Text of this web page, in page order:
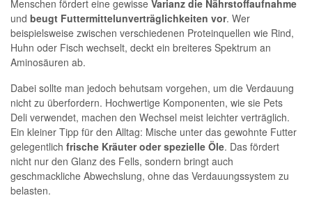
Menschen fördert eine gewisse Varianz die Nährstoffaufnahme
und beugt Futtermittelunverträglichkeiten vor. Wer
beispielsweise zwischen verschiedenen Proteinquellen wie Rind,
Huhn oder Fisch wechselt, deckt ein breiteres Spektrum an
Aminosäuren ab.
Dabei sollte man jedoch behutsam vorgehen, um die Verdauung
nicht zu überfordern. Hochwertige Komponenten, wie sie Pets
Deli verwendet, machen den Wechsel meist leichter verträglich.
Ein kleiner Tipp für den Alltag: Mische unter das gewohnte Futter
gelegentlich frische Kräuter oder spezielle Öle. Das fördert
nicht nur den Glanz des Fells, sondern bringt auch
geschmackliche Abwechslung, ohne das Verdauungssystem zu
belasten.